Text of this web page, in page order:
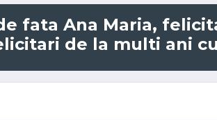
fata Ana Maria,
de la multi ani